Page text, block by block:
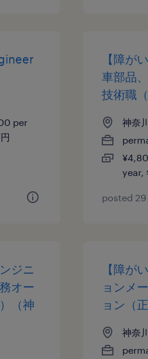
per
【障が
車部品
技術職
神奈
year,
posted
ジニ
オー
（神
【障が
ョンメ
ョン（
神奈